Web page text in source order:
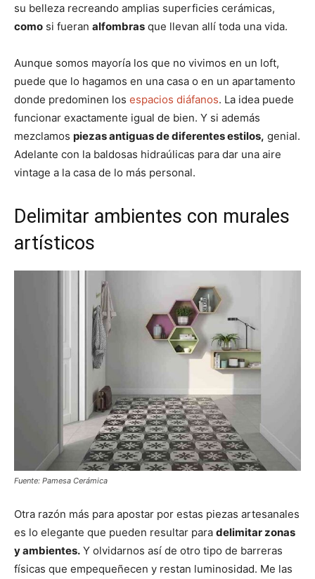
su belleza recreando amplias superficies cerámicas,
como si fueran alfombras que llevan allí toda una vida.
Aunque somos mayoría los que no vivimos en un loft,
puede que lo hagamos en una casa o en un apartamento
donde predominen los espacios diáfanos. La idea puede
funcionar exactamente igual de bien. Y si además
mezclamos piezas antiguas de diferentes estilos, genial.
Adelante con la baldosas hidraúlicas para dar una aire
vintage a la casa de lo más personal.
Delimitar ambientes con murales
artísticos
Fuente: Pamesa Cerámica
Otra razón más para apostar por estas piezas artesanales
es lo elegante que pueden resultar para delimitar zonas
y ambientes. Y olvidarnos así de otro tipo de barreras
físicas que empequeñecen y restan luminosidad. Me las